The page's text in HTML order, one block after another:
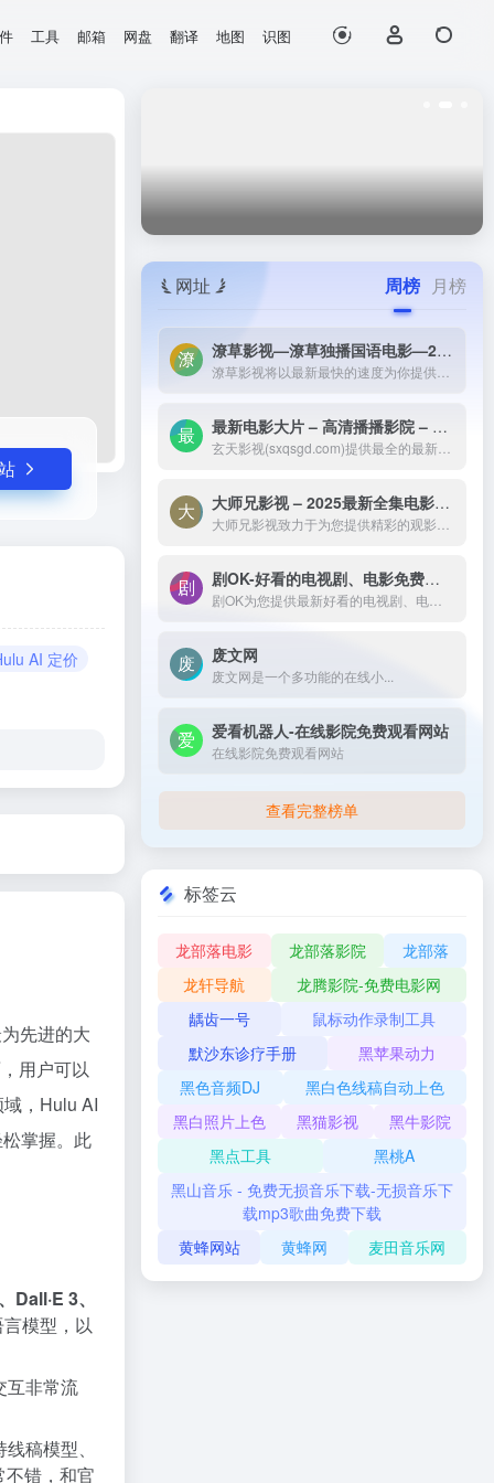
工具 邮箱 网盘 翻译 地图 识图
AI 定价
和生成...
先进的大
用户可以
，Hulu AI
掌握。此
3、
模型，以
互非常流
稿模型、
错，和官
网址 周榜 月榜
潦草影视—潦草独播国语电影—2023最新国语大片—免费国语潦草电影网-潦草影视将以最新最快的速度为你提供：最新电影电视剧的介绍和高速观看地址，好看的电影电视剧在线观看尽在潦草影视，为了更好的服务您，我们正在努力做最好的电影电视剧网站！
最新电影大片 – 高清播播影院 – 最新好看的电视剧免费在线观看 _ 玄天影视-玄天影视(sxqsgd.com)提供最全的最新电影大片，最热电视剧，韩国电视剧、香港TVB电视剧、韩剧、日剧、美剧、综艺、动漫的在线观看，无需下载任何播放器即可在线免费观看，每天第一时间更新，欢迎影迷到玄天
大师兄影视 – 2025最新全集电影电视剧_高清短剧视频免费在线观看-大师兄影视致力于为您提供精彩的观影选择，包括热门电影、电视剧、短剧、最新综艺节目和经典动漫。我们实时更新影片，确保您能享受最新、最全面的在线电影免费观看，更多高清资源尽在大师兄影院网。
剧OK-好看的电视剧、电影免费在线播放
废文网
废文网是一个多功能的在线小...
爱看机器人-在线影院免费观看网站
在线影院免费观看网站
查看完整榜单
标签云
龙部落电影 龙部落影院
龙部落
龙轩导航
龙腾影院-免费电影网
龋齿一号
鼠标动作录制工具
默沙东诊疗手册
黑苹果动力
黑色音频DJ
黑白色线稿自动上色
黑白照片上色
黑猫影视
黑牛影院
黑点工具
黑桃A
黑山音乐 - 免费无损音乐下载-无损音乐下
载mp3歌曲免费下载
黄蜂网站
黄蜂网 麦田音乐网